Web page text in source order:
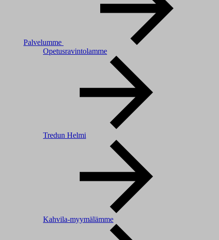
Palvelumme
Opetusravintolamme
Tredun Helmi
Kahvila-myymälämme